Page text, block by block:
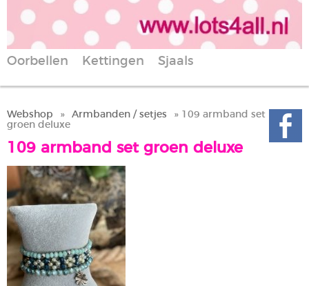
Oorbellen Kettingen Sjaals
Webshop » Armbanden / setjes
» 109 armband set
groen deluxe
109 armband set groen deluxe